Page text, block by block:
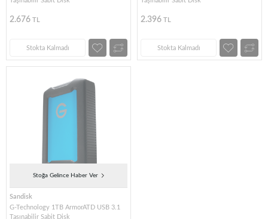
2.676 TL
Stokta Kalmadı
2.396 TL
Stokta Kalmadı
Stoğa Gelince Haber Ver
Sandisk
G-Technology 1TB ArmorATD USB 3.1
Taşınabilir Sabit Disk